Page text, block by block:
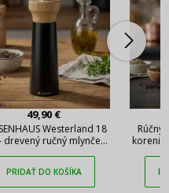
49,90 €
Westerland 18
drevený ručný mlynček
PRIDAŤ DO KOŠÍKA
Rúčny
korenie